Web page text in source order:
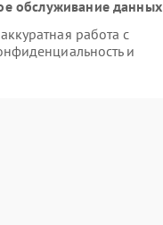
обслуживание данных
работа с
и